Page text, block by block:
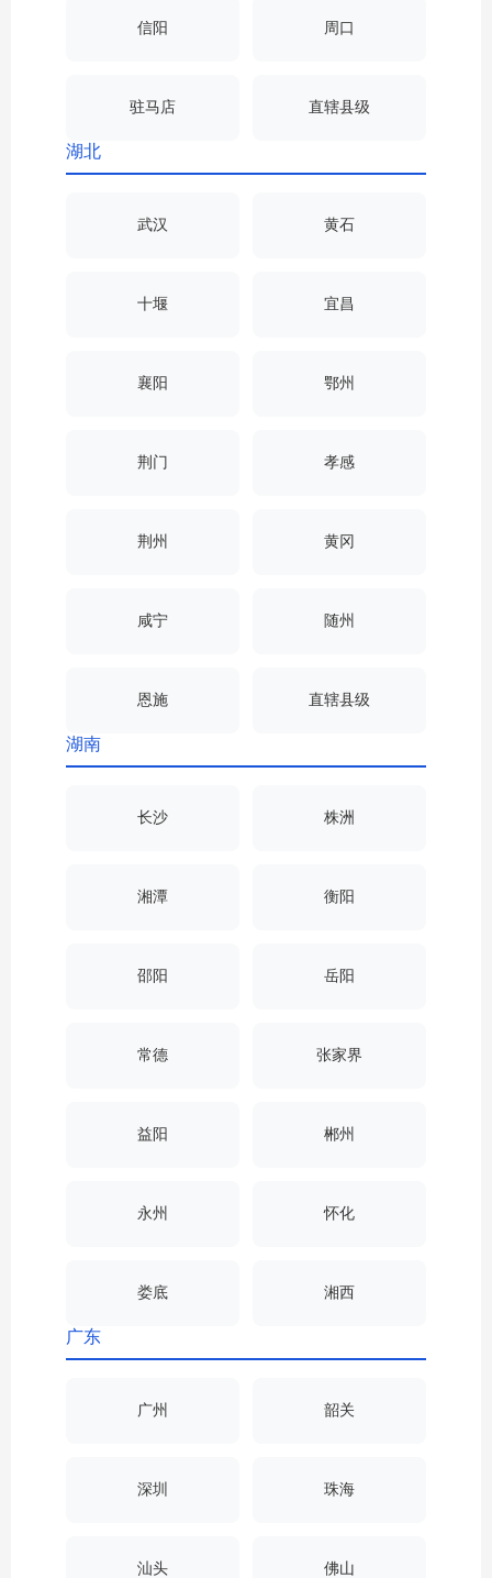
信阳 周口
驻马店 直辖县级
湖北
武汉 黄石
十堰 宜昌
襄阳 鄂州
荆门 孝感
荆州 黄冈
咸宁 随州
恩施 直辖县级
湖南
长沙 株洲
湘潭 衡阳
邵阳 岳阳
常德 张家界
益阳 郴州
永州 怀化
娄底 湘西
广东
广州 韶关
深圳 珠海
汕头 佛山